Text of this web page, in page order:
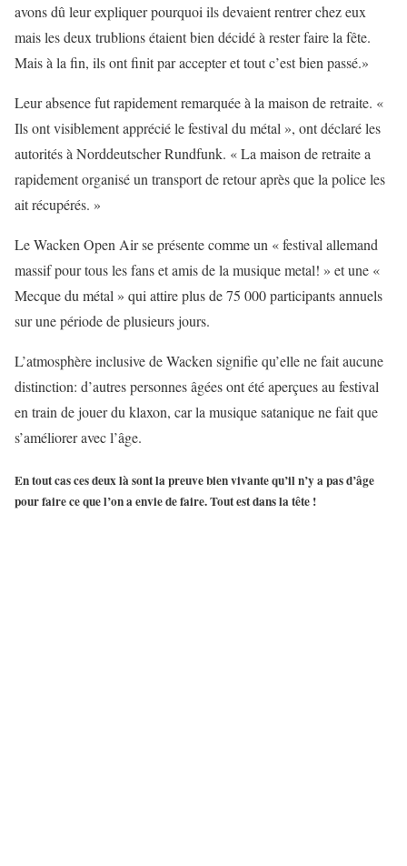
avons dû leur expliquer pourquoi ils devaient rentrer chez eux
mais les deux trublions étaient bien décidé à rester faire la fête.
Mais à la fin, ils ont finit par accepter et tout c’est bien passé.»
Leur absence fut rapidement remarquée à la maison de retraite. «
Ils ont visiblement apprécié le festival du métal », ont déclaré les
autorités à Norddeutscher Rundfunk. « La maison de retraite a
rapidement organisé un transport de retour après que la police les
ait récupérés. »
Le Wacken Open Air se présente comme un « festival allemand
massif pour tous les fans et amis de la musique metal! » et une «
Mecque du métal » qui attire plus de 75 000 participants annuels
sur une période de plusieurs jours.
L’atmosphère inclusive de Wacken signifie qu’elle ne fait aucune
distinction: d’autres personnes âgées ont été aperçues au festival
en train de jouer du klaxon, car la musique satanique ne fait que
s’améliorer avec l’âge.
En tout cas ces deux là sont la preuve bien vivante qu’il n’y a pas d’âge
pour faire ce que l’on a envie de faire. Tout est dans la tête !